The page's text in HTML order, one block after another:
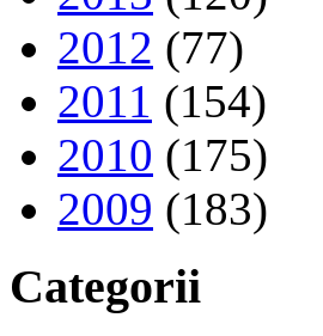
2012 (77)
2011 (154)
2010 (175)
2009 (183)
Categorii